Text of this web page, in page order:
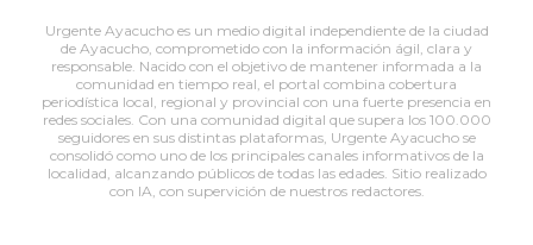
Urgente Ayacucho es un medio digital independiente de la ciudad
de Ayacucho, comprometido con la información ágil, clara y
responsable. Nacido con el objetivo de mantener informada a la
comunidad en tiempo real, el portal combina cobertura
periodística local, regional y provincial con una fuerte presencia en
redes sociales. Con una comunidad digital que supera los 100.000
seguidores en sus distintas plataformas, Urgente Ayacucho se
consolidó como uno de los principales canales informativos de la
localidad, alcanzando públicos de todas las edades. Sitio realizado
con IA, con supervición de nuestros redactores.